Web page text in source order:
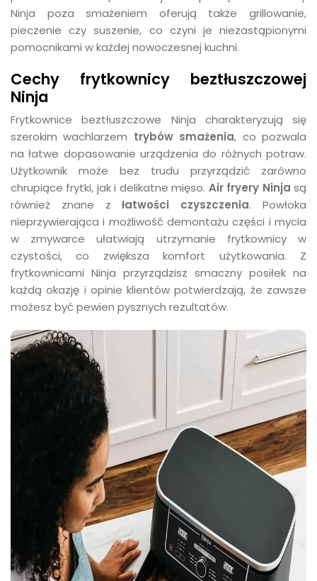
Ninja poza smażeniem oferują także grillowanie,
pieczenie czy suszenie, co czyni je niezastąpionymi
pomocnikami w każdej nowoczesnej kuchni.
Cechy frytkownicy beztłuszczowej
Ninja
Frytkownice beztłuszczowe Ninja charakteryzują się
szerokim wachlarzem trybów smażenia, co pozwala
na łatwe dopasowanie urządzenia do różnych potraw.
Użytkownik może bez trudu przyrządzić zarówno
chrupiące frytki, jak i delikatne mięso. Air fryery Ninja są
również znane złatwości czyszczenia. Powłoka
nieprzywierająca i możliwość demontażu części i mycia
w zmywarce ułatwiają utrzymanie frytkownicy w
czystości, co zwiększa komfort użytkowania. Z
frytkownicami Ninja przyrządzisz smaczny posiłek na
każdą okazję i opinie klientów potwierdzają, że zawsze
możesz być pewien pysznych rezultatów.